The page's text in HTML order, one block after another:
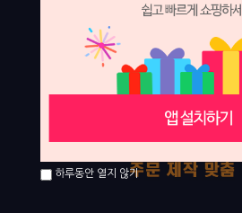
하루동안 열지 않기